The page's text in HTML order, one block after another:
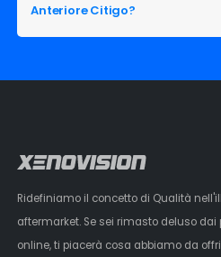
Anteriore Citigo?
Ridefiniamo il concetto di Qualità
aftermarket. Se sei rimasto deluso
online, ti piacerà cosa abbiamo da